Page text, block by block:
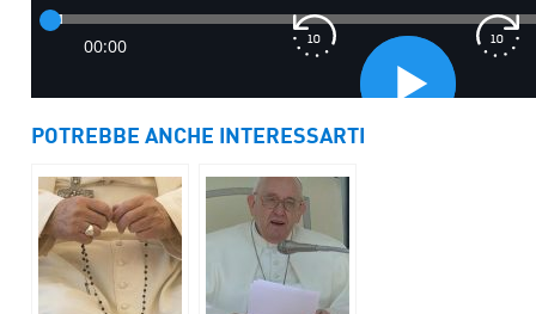
POTREBBE ANCHE INTERESSARTI